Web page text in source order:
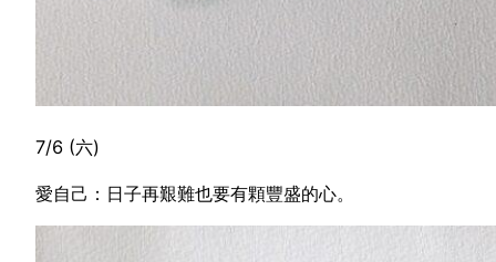
7/6 (六)
愛自己：日子再艱難也要有顆豐盛的心。